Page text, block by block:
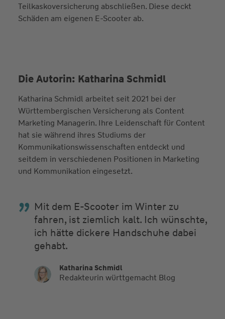
Teilkaskoversicherung abschließen. Diese deckt
Schäden am eigenen E-Scooter ab.
Die Autorin: Katharina Schmidl
Katharina Schmidl arbeitet seit 2021 bei der
Württembergischen Versicherung als Content
Marketing Managerin. Ihre Leidenschaft für Content
hat sie während ihres Studiums der
Kommunikationswissenschaften entdeckt und
seitdem in verschiedenen Positionen in Marketing
und Kommunikation eingesetzt.
Mit dem E-Scooter im Winter zu
fahren, ist ziemlich kalt. Ich wünschte,
ich hätte dickere Handschuhe dabei
gehabt.
Katharina Schmidl
Redakteurin württgemacht Blog